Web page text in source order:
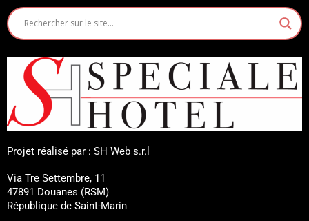
Projet réalisé par : SH Web s.r.l
Via Tre Settembre, 11
47891 Douanes (RSM)
République de Saint-Marin